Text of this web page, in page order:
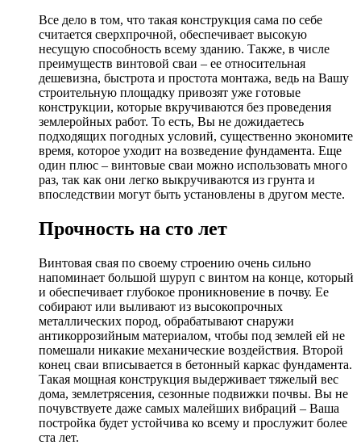
Все дело в том, что такая конструкция сама по себе
считается сверхпрочной, обеспечивает высокую
несущую способность всему зданию. Также, в числе
преимуществ винтовой сваи – ее относительная
дешевизна, быстрота и простота монтажа, ведь на Вашу
строительную площадку привозят уже готовые
конструкции, которые вкручиваются без проведения
землеройных работ. То есть, Вы не дожидаетесь
подходящих погодных условий, существенно экономите
время, которое уходит на возведение фундамента. Еще
один плюс – винтовые сваи можно использовать много
раз, так как они легко выкручиваются из грунта и
впоследствии могут быть установлены в другом месте.
Прочность на сто лет
Винтовая свая по своему строению очень сильно
напоминает большой шуруп с винтом на конце, который
и обеспечивает глубокое проникновение в почву. Ее
собирают или выливают из высокопрочных
металлических пород, обрабатывают снаружи
антикоррозийным материалом, чтобы под землей ей не
помешали никакие механические воздействия. Второй
конец сваи вписывается в бетонный каркас фундамента.
Такая мощная конструкция выдерживает тяжелый вес
дома, землетрясения, сезонные подвижки почвы. Вы не
почувствуете даже самых малейших вибраций – Ваша
постройка будет устойчива ко всему и прослужит более
ста лет.